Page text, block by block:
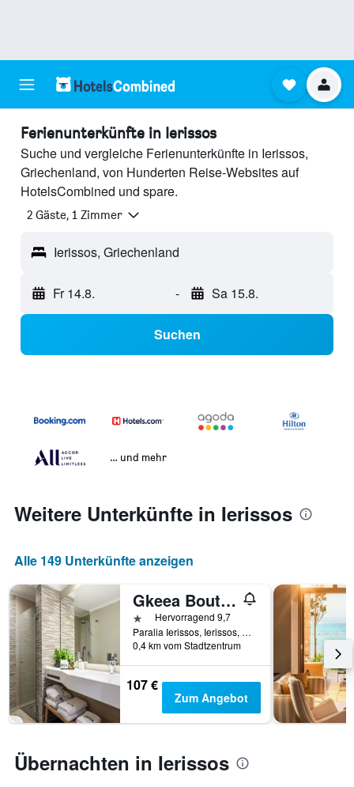
Ferienunterkünfte in Ierissos
Suche und vergleiche Ferienunterkünfte in Ierissos,
Griechenland, von Hunderten Reise-Websites auf
HotelsCombined und spare.
2 Gäste, 1 Zimmer
Ierissos, Griechenland
Fr 14.8. - Sa 15.8.
Suchen
… und mehr
Weitere Unterkünfte in Ierissos
Alle 149 Unterkünfte anzeigen
Gkeea Boutique Hotel
1 SternHervorragend 9,7
Paralia Ierissos, Ierissos, Griechenland
0,4 km vom Stadtzentrum
107 €
Zum Angebot
Übernachten in Ierissos